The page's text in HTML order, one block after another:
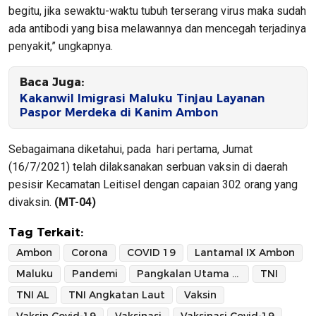
begitu, jika sewaktu-waktu tubuh terserang virus maka sudah
ada antibodi yang bisa melawannya dan mencegah terjadinya
penyakit,” ungkapnya.
Baca Juga:
Kakanwil Imigrasi Maluku Tinjau Layanan
Paspor Merdeka di Kanim Ambon
Sebagaimana diketahui, pada hari pertama, Jumat
(16/7/2021) telah dilaksanakan serbuan vaksin di daerah
pesisir Kecamatan Leitisel dengan capaian 302 orang yang
divaksin. (MT-04)
Tag Terkait:
Ambon Corona COVID 19
Lantamal IX Ambon
Maluku
Pandemi Pangkalan Utama TNI Angkata Laut IX Ambon
TNI
TNI AL
TNI Angkatan Laut
Vaksin